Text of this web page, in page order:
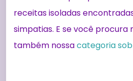
receitas isoladas
simpatias. E se você procura
também nossacategoria